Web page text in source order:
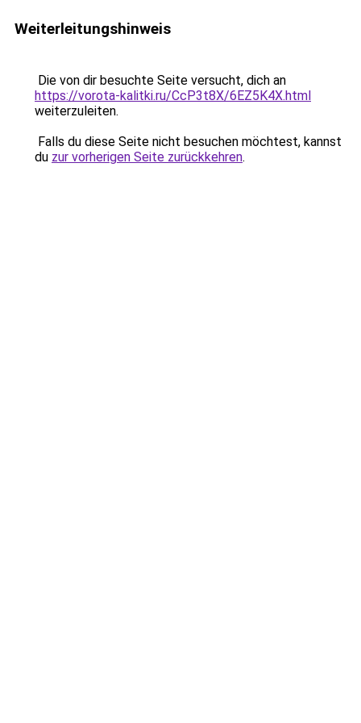
Weiterleitungshinweis
Die von dir besuchte Seite versucht, dich an
https://vorota-kalitki.ru/CcP3t8X/6EZ5K4X.html
weiterzuleiten.
Falls du diese Seite nicht besuchen möchtest, kannst
du zur vorherigen Seite zurückkehren.